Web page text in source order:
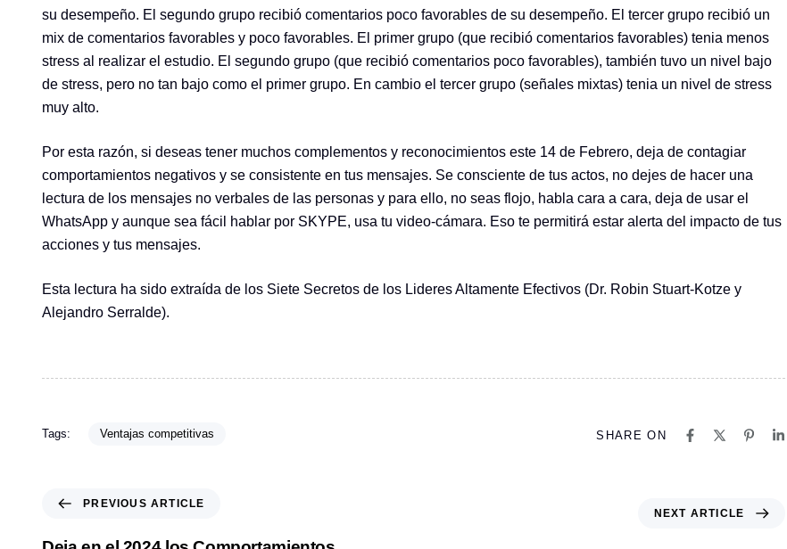
su desempeño. El segundo grupo recibió comentarios poco favorables de su desempeño. El tercer grupo recibió un
mix de comentarios favorables y poco favorables. El primer grupo (que recibió comentarios favorables) tenia menos
stress al realizar el estudio. El segundo grupo (que recibió comentarios poco favorables), también tuvo un nivel bajo
de stress, pero no tan bajo como el primer grupo. En cambio el tercer grupo (señales mixtas) tenia un nivel de stress
muy alto.
Por esta razón, si deseas tener muchos complementos y reconocimientos este 14 de Febrero, deja de contagiar
comportamientos negativos y se consistente en tus mensajes. Se consciente de tus actos, no dejes de hacer una
lectura de los mensajes no verbales de las personas y para ello, no seas flojo, habla cara a cara, deja de usar el
WhatsApp y aunque sea fácil hablar por SKYPE, usa tu video-cámara. Eso te permitirá estar alerta del impacto de tus
acciones y tus mensajes.
Esta lectura ha sido extraída de los Siete Secretos de los Lideres Altamente Efectivos (Dr. Robin Stuart-Kotze y
Alejandro Serralde).
Tags: Ventajas competitivas SHARE ON
e
PREVIOUS ARTICLE
NEXT ARTICLE